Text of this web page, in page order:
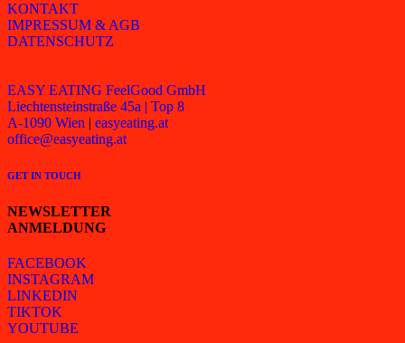
KONTAKT
IMPRESSUM & AGB
DATENSCHUTZ
EASY EATING FeelGood GmbH
Liechtensteinstraße 45a | Top 8
A-1090 Wien | easyeating.at
office@easyeating.at
GET IN TOUCH
NEWSLETTER
ANMELDUNG
FACEBOOK
INSTAGRAM
LINKEDIN
TIKTOK
YOUTUBE